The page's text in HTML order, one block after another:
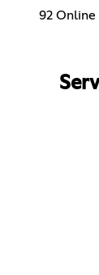
92 Online